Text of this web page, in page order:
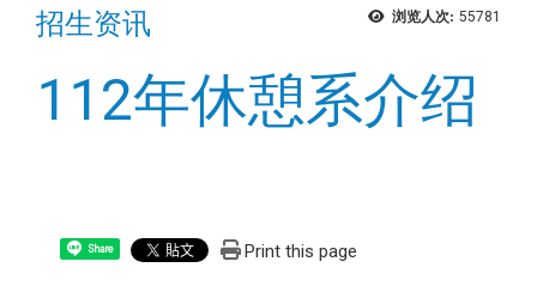
浏览人次: 55781
招生资讯
112年休憩系介绍
Share Print this page